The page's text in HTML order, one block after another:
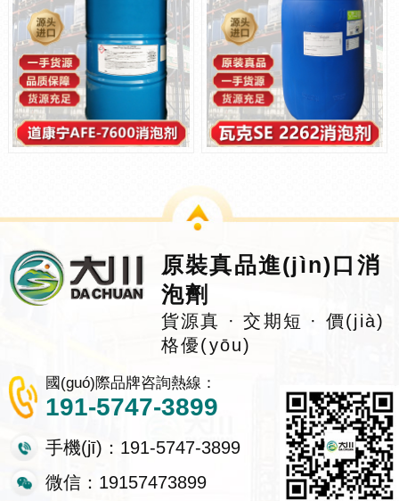
原裝真品進(jìn)口消
泡劑
貨源真 · 交期短 · 價(jià)
格優(yōu)
國(guó)際品牌咨詢熱線：
191-5747-3899
手機(jī)：191-5747-3899
微信：19157473899